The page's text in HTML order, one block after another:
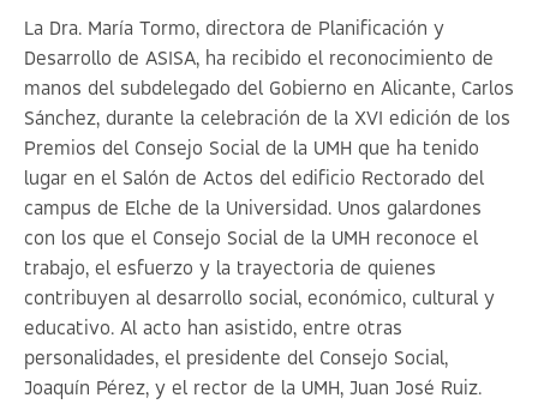
La Dra. María Tormo, directora de Planificación y
Desarrollo de ASISA, ha recibido el reconocimiento de
manos del subdelegado del Gobierno en Alicante, Carlos
Sánchez, durante la celebración de la XVI edición de los
Premios del Consejo Social de la UMH que ha tenido
lugar en el Salón de Actos del edificio Rectorado del
campus de Elche de la Universidad. Unos galardones
con los que el Consejo Social de la UMH reconoce el
trabajo, el esfuerzo y la trayectoria de quienes
contribuyen al desarrollo social, económico, cultural y
educativo. Al acto han asistido, entre otras
personalidades, el presidente del Consejo Social,
Joaquín Pérez, y el rector de la UMH, Juan José Ruiz.